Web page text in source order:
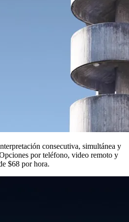
consecutiva, simultánea y
por teléfono, video remoto y
$68 por hora.